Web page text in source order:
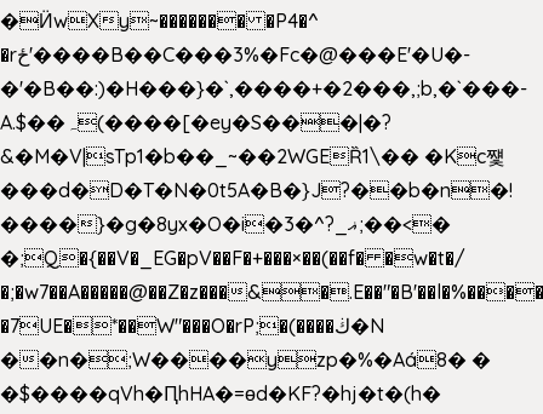
�ӤwXy~������� �P4�^
�rځ'����B��C���3%�Fc�@���E'�U�-
�'�B��:)�H���}�`,����+�2���,;b,�`���-
A.$��ہ(����[�ey�S���|�?
&�M�V|sTp1�b��_~��2WGEȐ1\�� �Kc쩇
���d�D�T�N�0t5A�B�}J?��b�n�!
����}�g�8yx�O�i�3�^?_ޣ;��<�
�;Q�{��V�_EG�pV��F�+���×��(��f� �w�t�/
�;�w7��A�����@��Z�z���
�7UE�*��W"���O�rP;�(����ڬ�N
��n�;W����yzp�%�Aá8� �
�$����qVh�ԤhHA�=ɵd�KF?�hj�t�(h�